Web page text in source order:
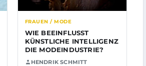
FRAUEN / MODE
WIE BEEINFLUSST
KÜNSTLICHE INTELLIGENZ
DIE MODEINDUSTRIE?
HENDRIK SCHMITT